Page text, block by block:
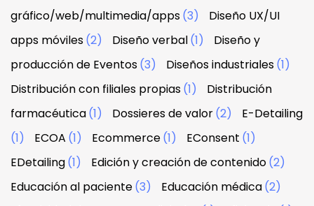
gráfico/web/multimedia/apps(3)
Diseño UX/UI
apps móviles(2) Diseño verbal(1)
Diseño y
producción de Eventos(3) Diseños industriales(1)
Distribución con filiales propias(1)
Distribución
farmacéutica(1) Dossieres de valor(2)
E-Detailing
(1)
ECOA (1) Ecommerce(1) EConsent (1)
EDetailing(1) Edición y creación de contenido(2)
Educación al paciente(3) Educación médica(2)